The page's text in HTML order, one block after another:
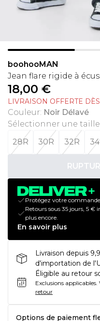
boohooMAN
Jean flare rigide à
18,00 €
LIVRAISON OFFERTE
Couleur: Noir Délavé
Sélectionner une taille
28R
30R 32R
Protégez votre
Retours sous 35 jours, 5 €
plus encore.
En savoir plus
Livraison depuis
d'importation de
Éligible au retour
Exclusions applicables.
retour
Options de paiement